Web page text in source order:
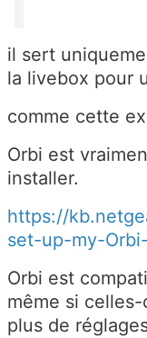
il sert
la livebox pour
comme cette
Orbi est
installer.
https://
set-up-my-
Orbi est
même si
plus de